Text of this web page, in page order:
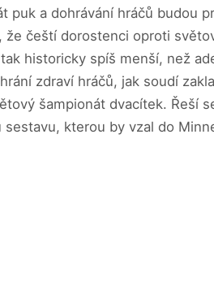
puk a dohrávání hráčů budou
čeští dorostenci oproti
historicky spíš menší, než
zdraví hráčů, jak soudí
šampionát dvacítek. Řeší
kterou by vzal do